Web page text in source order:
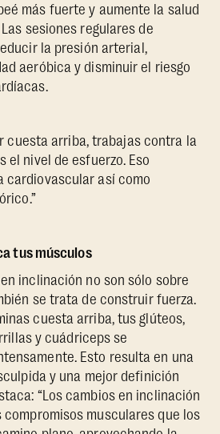
más fuerte y aumente la salud
sesiones regulares de
la presión arterial,
aeróbica y disminuir el riesgo
cuesta arriba, trabajas contra la
el nivel de esfuerzo. Eso
cardiovascular así como
tus músculos
inclinación no son sólo sobre
se trata de construir fuerza.
cuesta arriba, tus glúteos,
y cuádriceps se
Esto resulta en una
y una mejor definición
“Los cambios en inclinación
musculares que los